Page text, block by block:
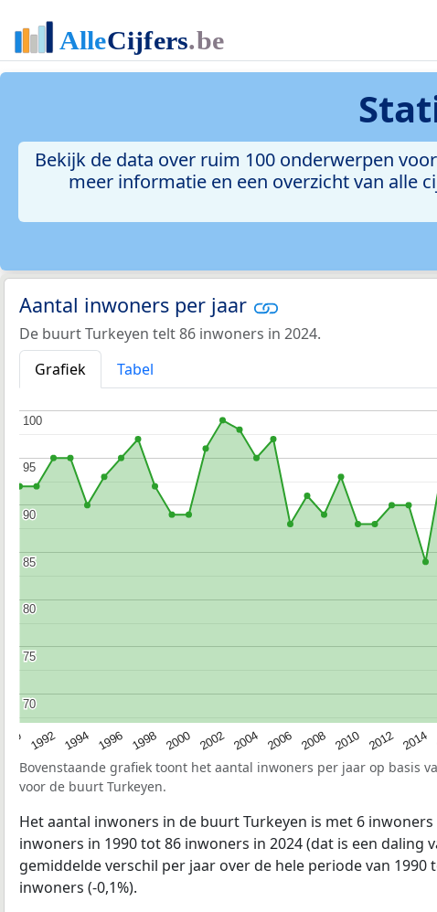
Bekijk de data over ruim 100 onderwerpen
meer informatie en een overzicht van alle
Aantal inwoners per jaar
De buurt Turkeyen telt 86 inwoners in 2024.
Grafiek
Tabel
1992 1994 1996 1998 2000 2002 2004 2006 2008 2010 2012 2014
70
70
75
75
80
80
85
85
90
90
95
95
100
100
Bovenstaande grafiek toont het aantal inwoners per jaar op basis
voor de buurt Turkeyen.
Het aantal inwoners in de buurt Turkeyen is met 6 inwoners
inwoners in 1990 tot 86 inwoners in 2024 (dat is een daling
gemiddelde verschil per jaar over de hele periode van 1990
inwoners (-0,1%).